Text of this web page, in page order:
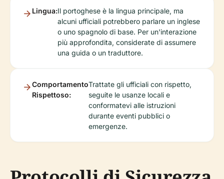
Lingua:Il portoghese è la lingua principale, ma
alcuni ufficiali potrebbero parlare un inglese
o uno spagnolo di base. Per un'interazione
più approfondita, considerate di assumere
una guida o un traduttore.
Comportamento
Rispettoso:
Trattate gli ufficiali con rispetto,
seguite le usanze locali e
conformatevi alle istruzioni
durante eventi pubblici o
emergenze.